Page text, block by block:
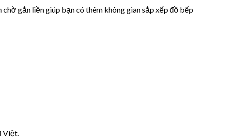
gắn liền giúp bạn có thêm không gian sắp xếp đồ bếp
Việt.